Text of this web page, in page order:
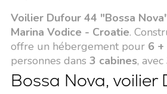
Voilier Dufour 44 "Bossa
Marina Vodice - Croatie.
offre un hébergement pour 6
personnes dans 3 cabines, avec
Bossa Nova, voilier